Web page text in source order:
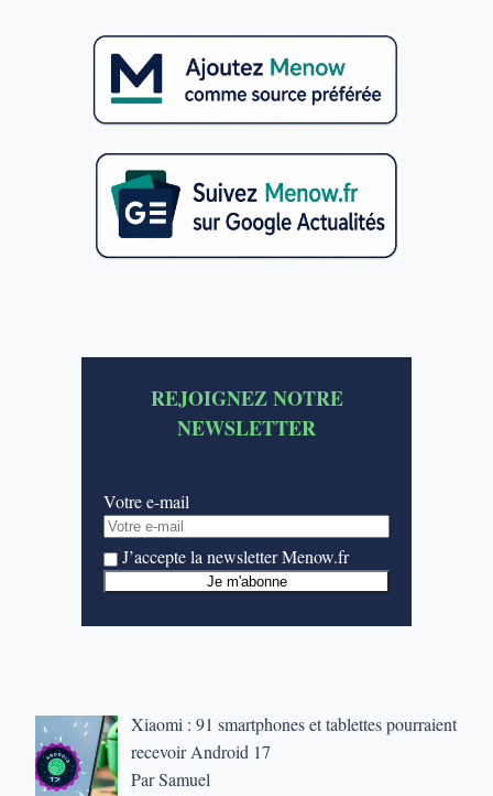
REJOIGNEZ NOTRE
NEWSLETTER
Votre e-mail
J’accepte la newsletter Menow.fr
Xiaomi : 91 smartphones et tablettes pourraient
recevoir Android 17
Par Samuel